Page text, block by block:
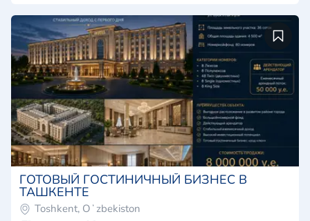
ГОТОВЫЙ ГОСТИНИЧНЫЙ БИЗНЕС В
ТАШКЕНТЕ
Toshkent, Oʻzbekiston